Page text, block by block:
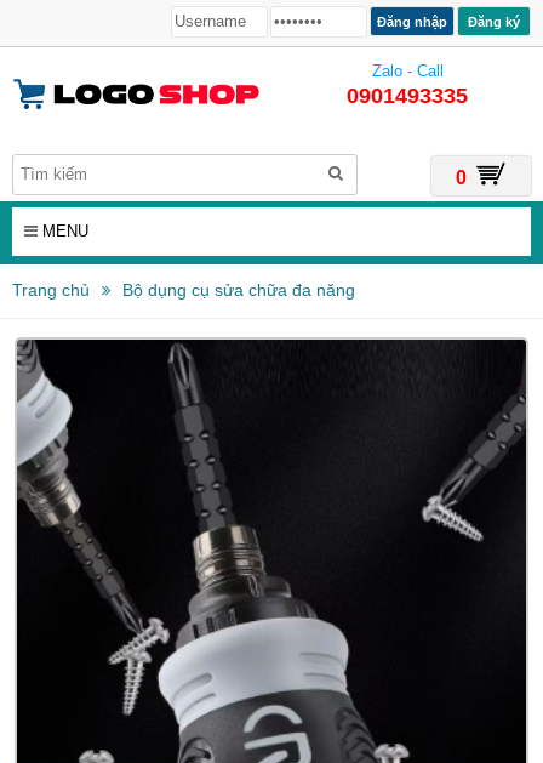
Đăng ký
Zalo - Call
0901493335
0
MENU
Trang chủ Bộ dụng cụ sửa chữa đa năng